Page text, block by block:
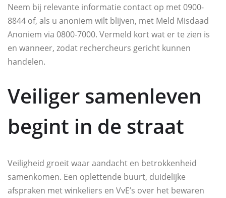
Neem bij relevante informatie contact op met 0900-
8844 of, als u anoniem wilt blijven, met Meld Misdaad
Anoniem via 0800-7000. Vermeld kort wat er te zien is
en wanneer, zodat rechercheurs gericht kunnen
handelen.
Veiliger samenleven
begint in de straat
Veiligheid groeit waar aandacht en betrokkenheid
samenkomen. Een oplettende buurt, duidelijke
afspraken met winkeliers en VvE’s over het bewaren